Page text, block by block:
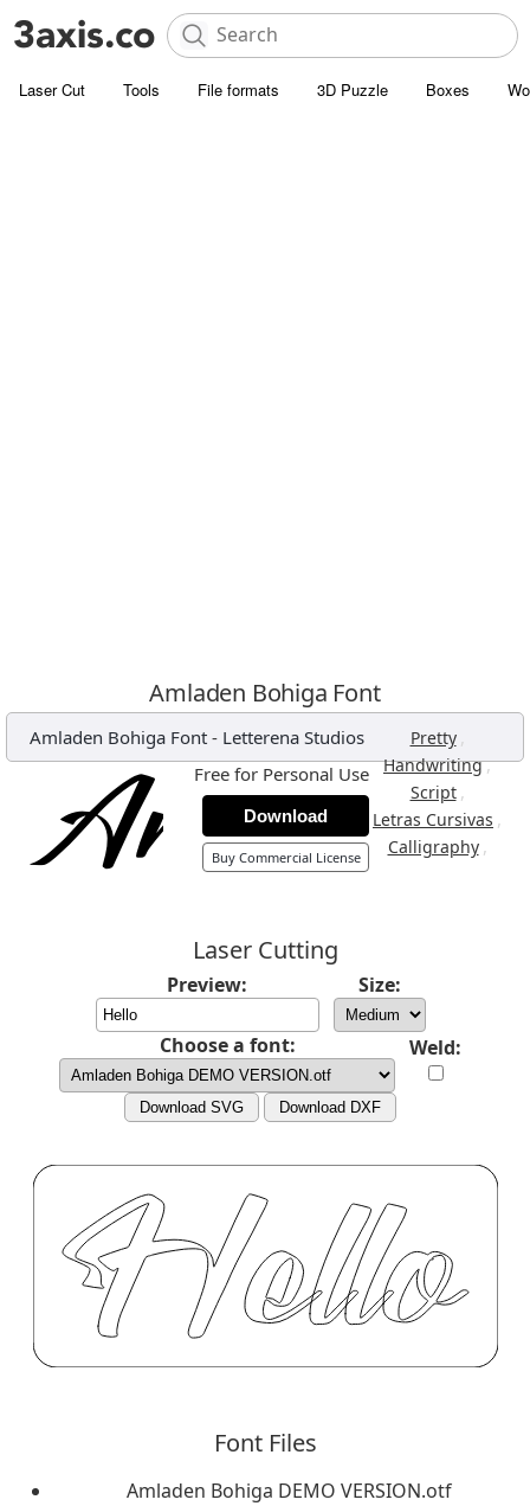
Laser Cut Tools File formats 3D Puzzle Boxes
Amladen Bohiga Font
Amladen Bohiga Font - Letterena Studios Pretty ,
Handwriting,
Script ,
Letras Cursivas ,
Calligraphy ,
Free for Personal Use
Download
Buy Commercial License
Laser Cutting
Preview: Size:
Choose a font: Weld:
Download SVG Download DXF
Font Files
Amladen Bohiga DEMO VERSION.otf